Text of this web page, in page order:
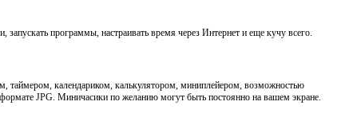
программы, настраивать время через Интернет и еще кучу всего.
таймером, календариком, калькулятором, миниплейером, возможностью
JPG. Миничасики по желанию могут быть постоянно на вашем экране.